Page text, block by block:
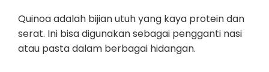
Quinoa adalah bijian utuh yang kaya protein dan
serat. Ini bisa digunakan sebagai pengganti nasi
atau pasta dalam berbagai hidangan.